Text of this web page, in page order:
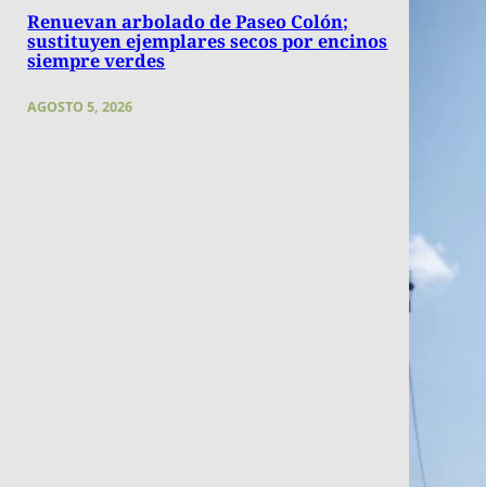
Renuevan arbolado de Paseo Colón;
sustituyen ejemplares secos por encinos
siempre verdes
AGOSTO 5, 2026